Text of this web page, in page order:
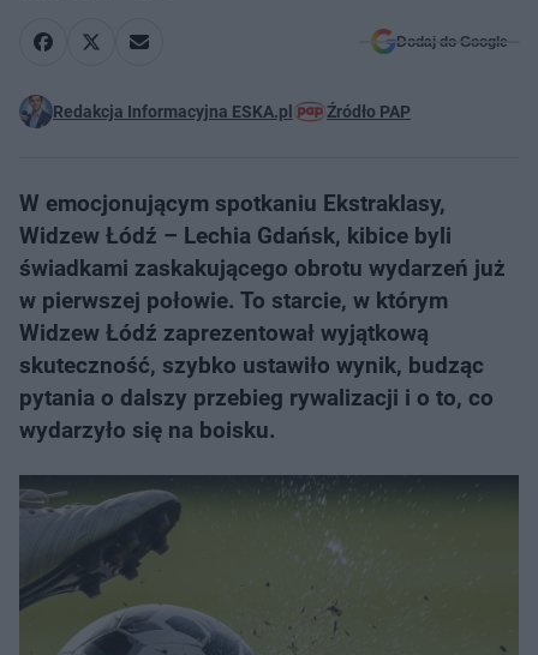
Dodaj do Google
Redakcja Informacyjna ESKA.pl Źródło PAP
W emocjonującym spotkaniu Ekstraklasy,
Widzew Łódź – Lechia Gdańsk, kibice byli
świadkami zaskakującego obrotu wydarzeń już
w pierwszej połowie. To starcie, w którym
Widzew Łódź zaprezentował wyjątkową
skuteczność, szybko ustawiło wynik, budząc
pytania o dalszy przebieg rywalizacji i o to, co
wydarzyło się na boisku.